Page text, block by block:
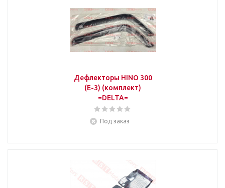
Дефлекторы HINO 300
(Е-3) (комплект)
=DELTA=
Под заказ